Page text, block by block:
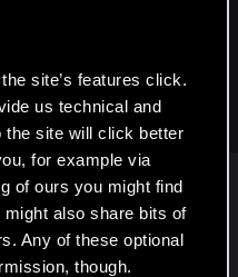
site’s features click.
us technical and
the site will click better
for example via
of ours you might find
also share bits of
Any of these optional
though.
das mal weiter. Ich
aber ist super gut zu
was "befehlen"
lieber dass das